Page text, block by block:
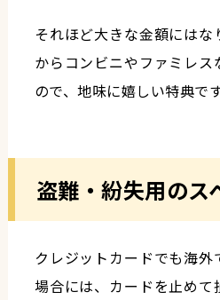
それほど大きな金額には
からコンビニやファミレ
ので、地味に嬉しい特典で
盗難・紛失用のス
クレジットカードでも海
場合には、カードを止め